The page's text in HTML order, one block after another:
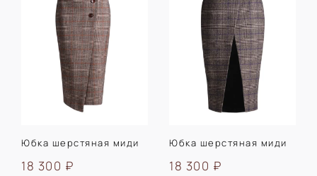
Юбка шерстяная миди
18 300 ₽
Юбка шерстяная миди
18 300 ₽